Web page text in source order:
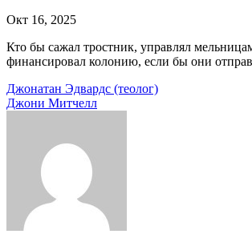
Окт 16, 2025
Кто бы сажал тростник, управлял мельницами и
финансировал колонию, если бы они
Навигация
по
Джонатан Эдвардс (теолог)
Джони Митчелл